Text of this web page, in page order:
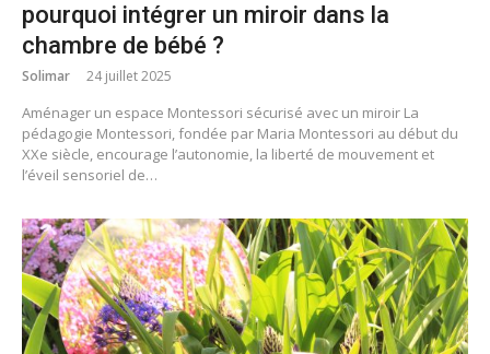
pourquoi intégrer un miroir dans la
chambre de bébé ?
Solimar 24 juillet 2025
Aménager un espace Montessori sécurisé avec un miroir La
pédagogie Montessori, fondée par Maria Montessori au début du
XXe siècle, encourage l’autonomie, la liberté de mouvement et
l’éveil sensoriel de…